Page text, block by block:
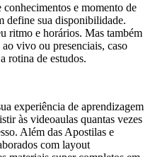
e momento de
define sua disponibilidade.
ritmo e horários. Mas também
vivo ou presenciais, caso
rotina de estudos.
experiência de aprendizagem
às videoaulas quantas vezes
Além das Apostilas e
com layout